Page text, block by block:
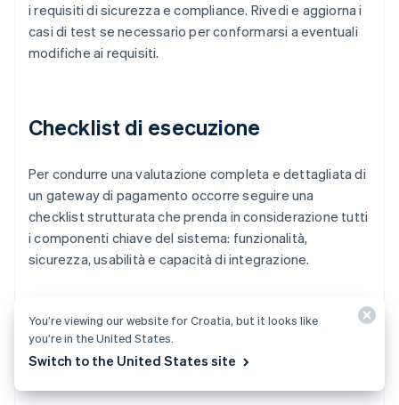
i requisiti di sicurezza e compliance. Rivedi e aggiorna i
casi di test se necessario per conformarsi a eventuali
modifiche ai requisiti.
Checklist di esecuzione
Per condurre una valutazione completa e dettagliata di
un gateway di pagamento occorre seguire una
checklist strutturata che prenda in considerazione tutti
i componenti chiave del sistema: funzionalità,
sicurezza, usabilità e capacità di integrazione.
Conferma che il gateway elabori le
transazioni in modo accurato utilizzando
You’re viewing our website for Croatia, but it looks like
you’re in the United States.
Switch to the United States site